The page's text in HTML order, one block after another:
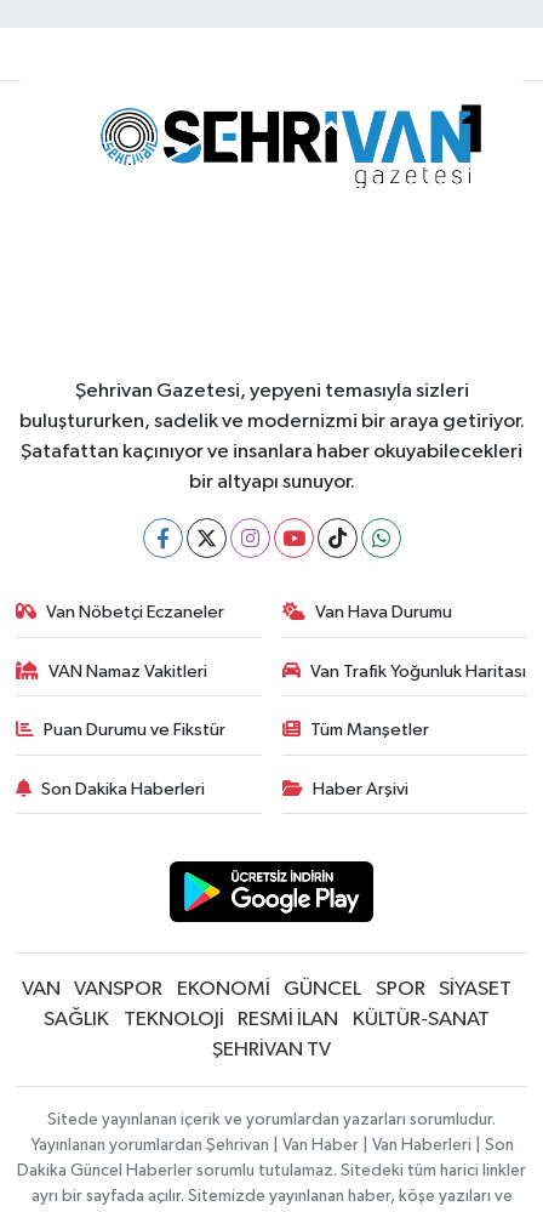
Şehrivan Gazetesi, yepyeni temasıyla sizleri
buluştururken, sadelik ve modernizmi bir araya getiriyor.
Şatafattan kaçınıyor ve insanlara haber okuyabilecekleri
bir altyapı sunuyor.
Van Nöbetçi Eczaneler Van Hava Durumu
VAN Namaz Vakitleri Van Trafik Yoğunluk Haritası
Puan Durumu ve Fikstür Tüm Manşetler
Son Dakika Haberleri Haber Arşivi
VAN VANSPOR EKONOMİ GÜNCEL SPOR
SİYASET
SAĞLIK
TEKNOLOJİ RESMİ İLAN
KÜLTÜR-SANAT
ŞEHRİVAN TV
Sitede yayınlanan içerik ve yorumlardan yazarları sorumludur.
Yayınlanan yorumlardan Şehrivan | Van Haber | Van Haberleri | Son
Dakika Güncel Haberler sorumlu tutulamaz. Sitedeki tüm harici linkler
ayrı bir sayfada açılır. Sitemizde yayınlanan haber, köşe yazıları ve